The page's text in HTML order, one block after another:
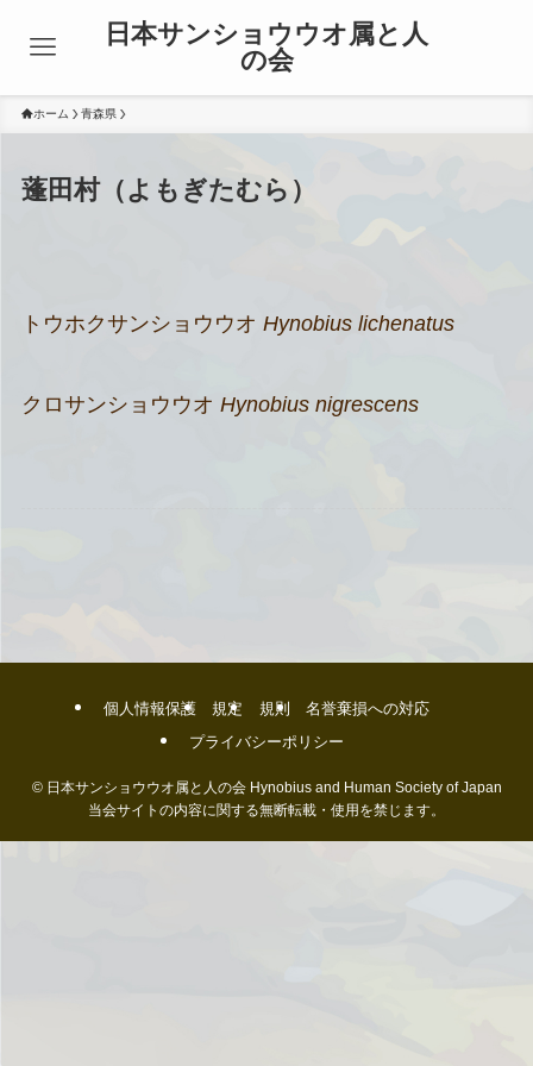
日本サンショウウオ属と人
の会
ホーム 青森県
蓬田村（よもぎたむら）
トウホクサンショウウオ Hynobius lichenatus
クロサンショウウオ Hynobius nigrescens
個人情報保護 規定 規則
名誉棄損への対応
プライバシーポリシー
©日本サンショウウオ属と人の会 Hynobius and Human Society of Japan
当会サイトの内容に関する無断転載・使用を禁じます。